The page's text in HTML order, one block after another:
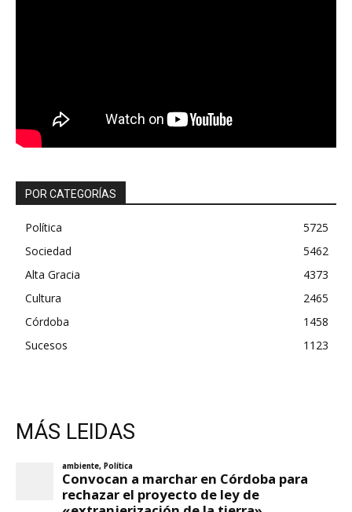
POR CATEGORÍAS
Política
5725
Sociedad
5462
Alta Gracia
4373
Cultura
2465
Córdoba
1458
Sucesos
1123
MÁS LEIDAS